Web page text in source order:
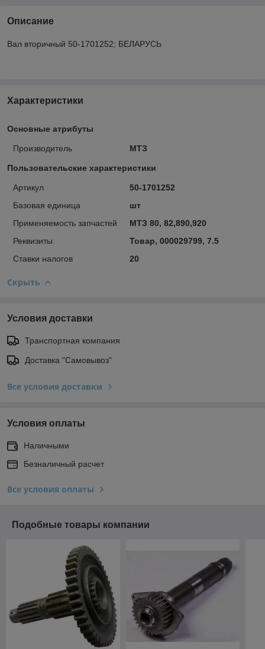
Описание
Вал вторичный 50-1701252; БЕЛАРУСЬ
Характеристики
Основные атрибуты
Производитель МТЗ
Пользовательские характеристики
Артикул
50-1701252
Базовая единица
шт
Применяемость запчастей
МТЗ 80, 82,890,920
Реквизиты
Товар, 000029799, 7.5
Ставки налогов
20
Скрыть
Условия доставки
Транспортная компания
Доставка "Самовывоз"
Все условия доставки
Условия оплаты
Наличными
Безналичный расчет
Все условия оплаты
Подобные товары компании